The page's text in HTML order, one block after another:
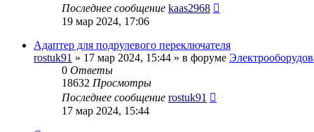
Последнее сообщение kaas2968
19 мар 2024, 17:06
Адаптер для подрулевого переключателя
rostuk91 » 17 мар 2024, 15:44 » в форуме
0 Ответы
18632 Просмотры
Последнее сообщение rostuk91
17 мар 2024, 15:44